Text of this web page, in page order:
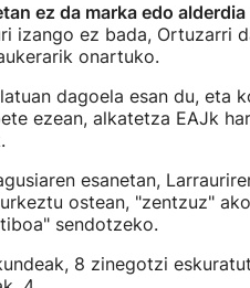
ez da marka edo
izango ez bada, Ortuzarri
onartuko.
dagoela esan du, eta
ezean, alkatetza EAJk
esanetan,
ostean, "zentzuz"
sendotzeko.
8 zinegotzi